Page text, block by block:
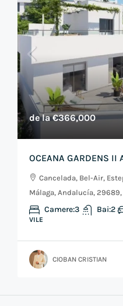
de la€366,000
OCEANA GARDENS II
Cancelada, Bel-Air,
Málaga, Andalucía, 29689,
Camere:3 Bai:2
VILE
CIOBAN CRISTIAN